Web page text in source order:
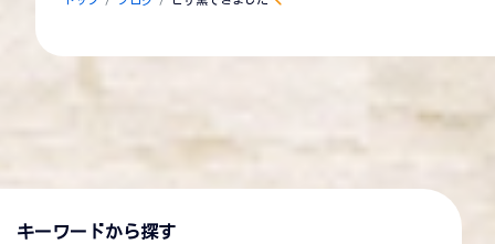
キーワードから探す